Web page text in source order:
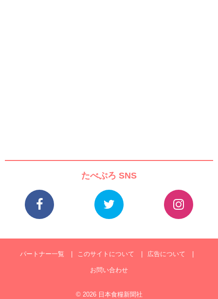
たべぷろ SNS
パートナー一覧 このサイトについて 広告について
お問い合わせ
© 2026 日本食糧新聞社